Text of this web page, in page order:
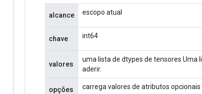
alcance escopo atual
chave int64
valores
uma lista de dtypes de tensores Uma
aderir.
opções carrega valores de atributos opcionais